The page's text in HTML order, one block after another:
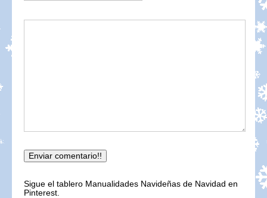
Sigue el tablero Manualidades Navideñas de Navidad en
Pinterest.